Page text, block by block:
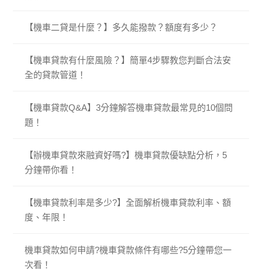
【機車二貸是什麼？】多久能撥款？額度有多少？
【機車貸款有什麼風險？】簡單4步驟教您判斷合法安
全的貸款管道！
【機車貸款Q&A】3分鐘解答機車貸款最常見的10個問
題！
【辦機車貸款來融資好嗎?】機車貸款優缺點分析，5
分鐘帶你看！
【機車貸款利率是多少?】全面解析機車貸款利率、額
度、年限！
機車貸款如何申請?機車貸款條件有哪些?5分鐘帶您一
次看！